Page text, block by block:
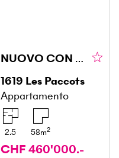
NUOVO CON ACCESSO ALLA PISCINA E AL GIARDINO
1619 Les Paccots
Appartamento
2.5 58m2
CHF 460'000.-